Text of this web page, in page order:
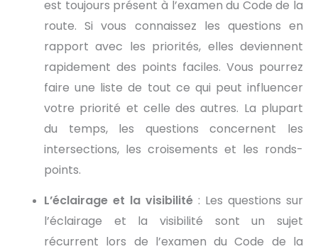
est toujours présent à l’examen du Code de la
route. Si vous connaissez les questions en
rapport avec les priorités, elles deviennent
rapidement des points faciles. Vous pourrez
faire une liste de tout ce qui peut influencer
votre priorité et celle des autres. La plupart
du temps, les questions concernent les
intersections, les croisements et les ronds-
points.
L’éclairage et la visibilité : Les questions sur
l’éclairage et la visibilité sont un sujet
récurrent lors de l’examen du Code de la